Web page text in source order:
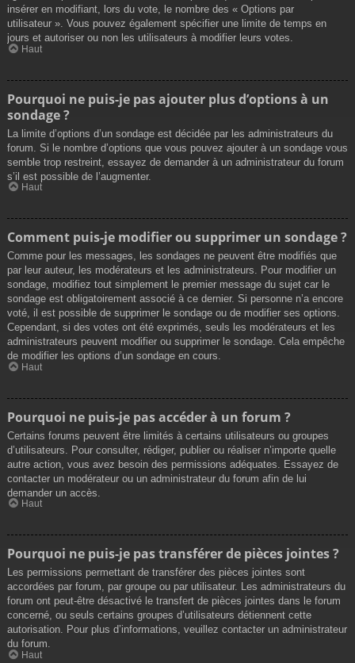
insérer en modifiant, lors du vote, le nombre des « Options par
utilisateur ». Vous pouvez également spécifier une limite de temps en
jours et autoriser ou non les utilisateurs à modifier leurs votes.
Haut
Pourquoi ne puis-je pas ajouter plus d’options à un
sondage ?
La limite d’options d’un sondage est décidée par les administrateurs du
forum. Si le nombre d’options que vous pouvez ajouter à un sondage vous
semble trop restreint, essayez de demander à un administrateur du forum
s’il est possible de l’augmenter.
Haut
Comment puis-je modifier ou supprimer un sondage ?
Comme pour les messages, les sondages ne peuvent être modifiés que
par leur auteur, les modérateurs et les administrateurs. Pour modifier un
sondage, modifiez tout simplement le premier message du sujet car le
sondage est obligatoirement associé à ce dernier. Si personne n’a encore
voté, il est possible de supprimer le sondage ou de modifier ses options.
Cependant, si des votes ont été exprimés, seuls les modérateurs et les
administrateurs peuvent modifier ou supprimer le sondage. Cela empêche
de modifier les options d’un sondage en cours.
Haut
Pourquoi ne puis-je pas accéder à un forum ?
Certains forums peuvent être limités à certains utilisateurs ou groupes
d’utilisateurs. Pour consulter, rédiger, publier ou réaliser n’importe quelle
autre action, vous avez besoin des permissions adéquates. Essayez de
contacter un modérateur ou un administrateur du forum afin de lui
demander un accès.
Haut
Pourquoi ne puis-je pas transférer de pièces jointes ?
Les permissions permettant de transférer des pièces jointes sont
accordées par forum, par groupe ou par utilisateur. Les administrateurs du
forum ont peut-être désactivé le transfert de pièces jointes dans le forum
concerné, ou seuls certains groupes d’utilisateurs détiennent cette
autorisation. Pour plus d’informations, veuillez contacter un administrateur
du forum.
Haut